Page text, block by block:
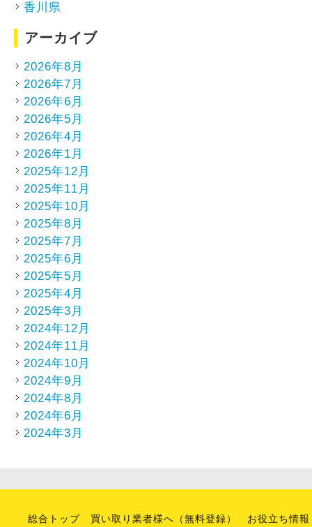
香川県
アーカイブ
2026年8月
2026年7月
2026年6月
2026年5月
2026年4月
2026年1月
2025年12月
2025年11月
2025年10月
2025年8月
2025年7月
2025年6月
2025年5月
2025年4月
2025年3月
2024年12月
2024年11月
2024年10月
2024年9月
2024年8月
2024年6月
2024年3月
総合トップ 買い取り業者様へ（無料登録）
お役立ち情報